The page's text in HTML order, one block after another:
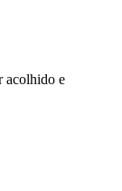
acolhido e